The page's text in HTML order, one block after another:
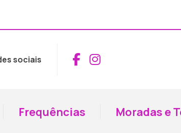
sociais Aceder ao
Aceder ao
Frequências Moradas e